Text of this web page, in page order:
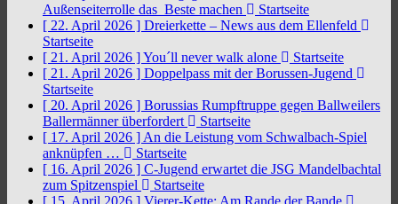
Außenseiterrolle das Beste machen
Startseite
[ 22. April 2026 ] Dreierkette – News aus dem Ellenfeld
Startseite
[ 21. April 2026 ]You´ll never walk alone
Startseite
[ 21. April 2026 ] Doppelpass mit der Borussen-Jugend
Startseite
[ 20. April 2026 ] Borussias Rumpftruppe gegen Ballweilers
Ballermänner überfordert
Startseite
[ 17. April 2026 ] An die Leistung vom Schwalbach-Spiel
anknüpfen …
Startseite
[ 16. April 2026 ] C-Jugend erwartet die JSG Mandelbachtal
zum Spitzenspiel
Startseite
[ 15. April 2026 ] Vierer-Kette: Am Rande der Bande